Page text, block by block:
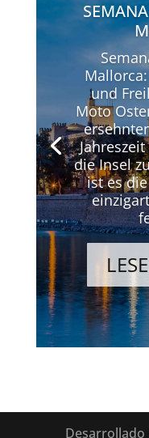
und
Moto
die Insel
ist es